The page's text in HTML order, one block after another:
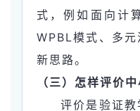
式，例如面向计
WPBL模式、多
新思路。
（三）怎样评价
评价是验证